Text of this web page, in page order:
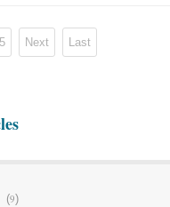
5 Next Last
(9)